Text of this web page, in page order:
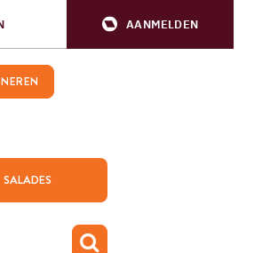
AANMELDEN
SALADES